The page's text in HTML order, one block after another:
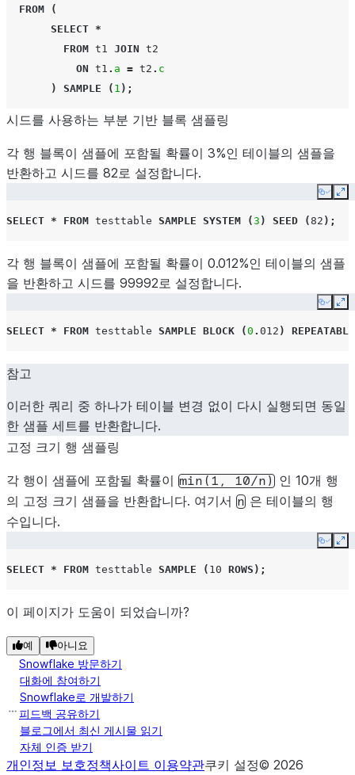
FROM
(
SELECT *
FROM t1 JOIN t2
ON t1 . a = t2 . c
)
SAMPLE ( 1 );
시드를 사용하는 부분 기반 블록 샘플링
각 행 블록이 샘플에 포함될 확률이 3%인 테이블의 샘플을
반환하고 시드를 82로 설정합니다.
Copy
SELECT * FROM testtable SAMPLE SYSTEM (3 ) SEED (82 );
각 행 블록이 샘플에 포함될 확률이 0.012%인 테이블의 샘플
을 반환하고 시드를 99992로 설정합니다.
Copy
SELECT * FROM testtable SAMPLE BLOCK (0 . 012 ) REPEATABLE
참고
이러한 쿼리 중 하나가 테이블 변경 없이 다시 실행되면 동일
한 샘플 세트를 반환합니다.
고정 크기 행 샘플링
각 행이 샘플에 포함될 확률이 min(1, 10/n) 인 10개 행
의 고정 크기 샘플을 반환합니다. 여기서 n 은 테이블의 행
수입니다.
Copy
SELECT * FROM testtable SAMPLE ( 10 ROWS );
이 페이지가 도움이 되었습니까?
예 아니요
Snowflake 방문하기
대화에 참여하기
Snowflake로 개발하기
피드백 공유하기
블로그에서 최신 게시물 읽기
자체 인증 받기
개인정보 보호정책사이트 이용약관쿠키 설정© 2026